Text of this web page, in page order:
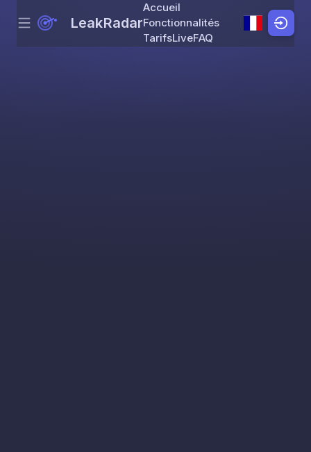
Skip to content
Menu LeakRadar
Accueil
Fonctionnalités
TarifsLiveFAQ